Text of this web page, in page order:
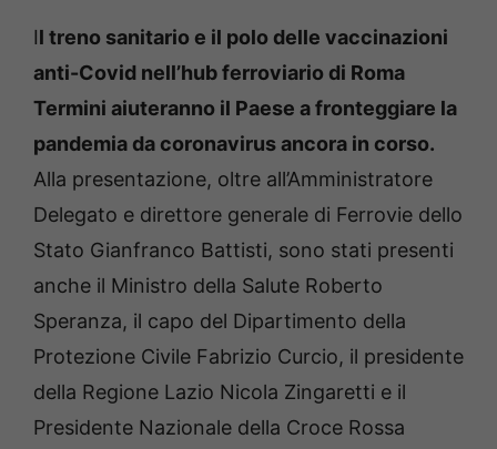
Il treno sanitario e il polo delle vaccinazioni
anti-Covid nell’hub ferroviario di Roma
Termini aiuteranno il Paese a fronteggiare la
pandemia da coronavirus ancora in corso.
Alla presentazione, oltre all’Amministratore
Delegato e direttore generale di Ferrovie dello
Stato Gianfranco Battisti, sono stati presenti
anche il Ministro della Salute Roberto
Speranza, il capo del Dipartimento della
Protezione Civile Fabrizio Curcio, il presidente
della Regione Lazio Nicola Zingaretti e il
Presidente Nazionale della Croce Rossa